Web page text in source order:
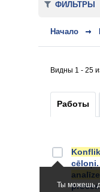
Начало
Видны 1 - 25
Работы
Ты можешь
cēloņi.
analīze
ФИЛЬТРЫ